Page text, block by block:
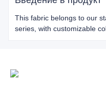
This fabric belongs to our
series, with customizable